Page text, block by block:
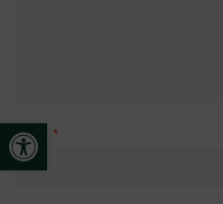
Open toolbar
Name *